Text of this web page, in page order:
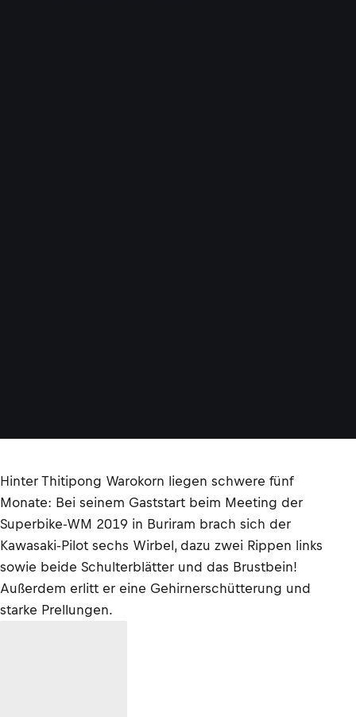
Hinter Thitipong Warokorn liegen schwere fünf
Monate: Bei seinem Gaststart beim Meeting der
Superbike-WM 2019 in Buriram brach sich der
Kawasaki-Pilot sechs Wirbel, dazu zwei Rippen links
sowie beide Schulterblätter und das Brustbein!
Außerdem erlitt er eine Gehirnerschütterung und
starke Prellungen.